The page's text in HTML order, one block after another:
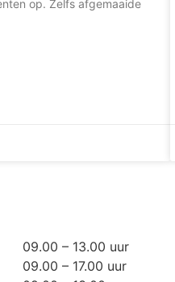
op. Zelfs afgemaaide
09.00 – 13.00 uur
09.00 – 17.00 uur